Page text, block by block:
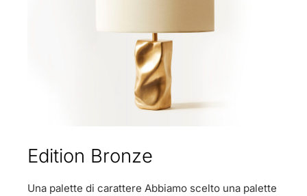
Edition Bronze
Una palette di carattere Abbiamo scelto una palette